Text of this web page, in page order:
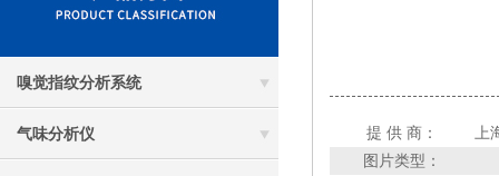
嗅觉指纹分析系统
气味分析仪 提 供 商：
上
图片类型：